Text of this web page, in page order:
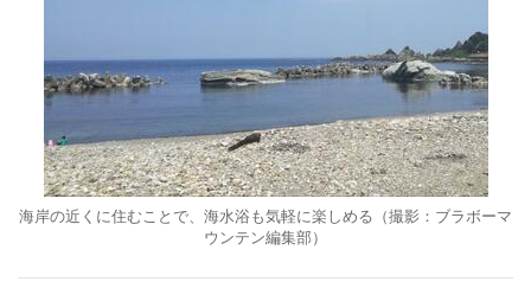
海岸の近くに住むことで、海水浴も気軽に楽しめる（撮影：ブラボーマ
ウンテン編集部）